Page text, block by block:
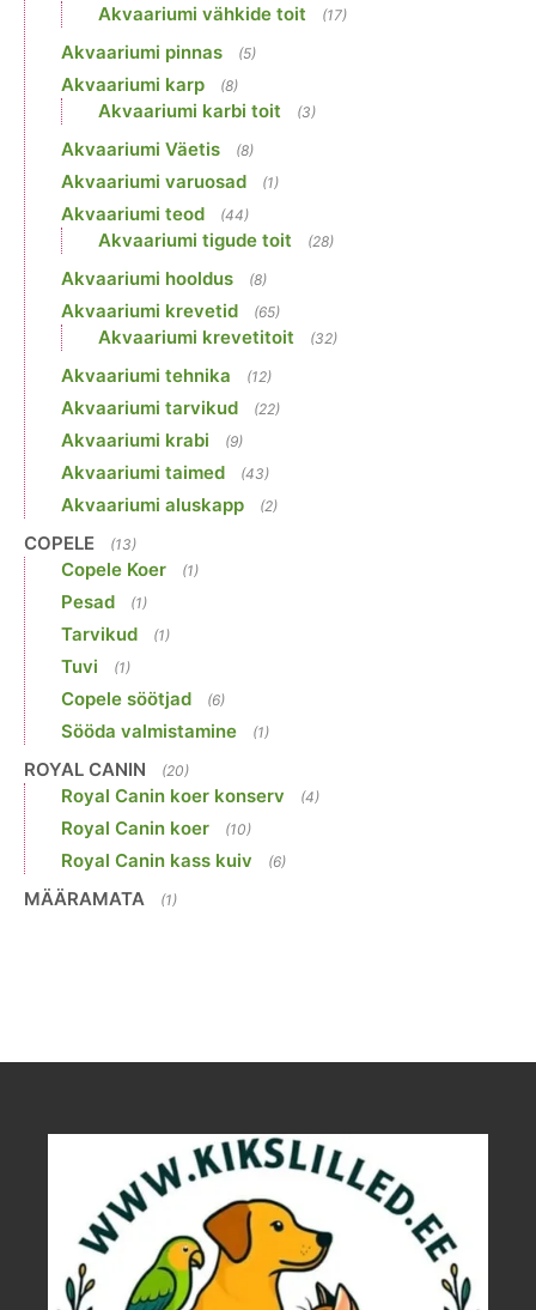
Akvaariumi vähkide toit (17)
Akvaariumi pinnas (5)
Akvaariumi karp (8)
Akvaariumi karbi toit (3)
Akvaariumi Väetis (8)
Akvaariumi varuosad (1)
Akvaariumi teod (44)
Akvaariumi tigude toit (28)
Akvaariumi hooldus (8)
Akvaariumi krevetid (65)
Akvaariumi krevetitoit (32)
Akvaariumi tehnika (12)
Akvaariumi tarvikud (22)
Akvaariumi krabi (9)
Akvaariumi taimed (43)
Akvaariumi aluskapp (2)
COPELE (13)
Copele Koer (1)
Pesad (1)
Tarvikud (1)
Tuvi (1)
Copele söötjad (6)
Sööda valmistamine (1)
ROYAL CANIN (20)
Royal Canin koer konserv (4)
Royal Canin koer (10)
Royal Canin kass kuiv (6)
MÄÄRAMATA (1)